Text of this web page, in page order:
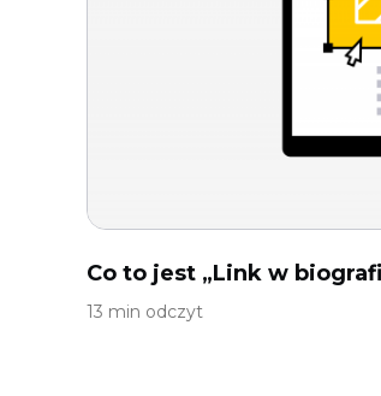
Co to jest „Link w
13 min odczyt